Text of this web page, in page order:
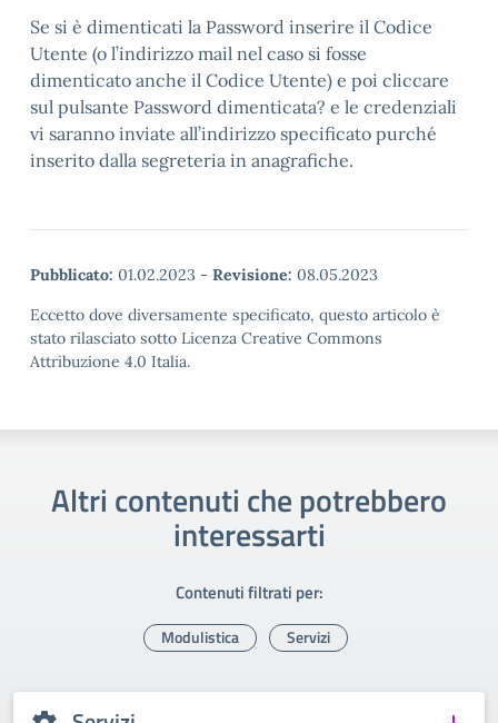
Se si è dimenticati la Password inserire il Codice
Utente (o l’indirizzo mail nel caso si fosse
dimenticato anche il Codice Utente) e poi cliccare
sul pulsante Password dimenticata? e le credenziali
vi saranno inviate all’indirizzo specificato purché
inserito dalla segreteria in anagrafiche.
Pubblicato: 01.02.2023 - Revisione: 08.05.2023
Eccetto dove diversamente specificato, questo articolo è
stato rilasciato sotto Licenza Creative Commons
Attribuzione 4.0 Italia.
Altri contenuti che potrebbero
interessarti
Contenuti filtrati per:
Modulistica Servizi